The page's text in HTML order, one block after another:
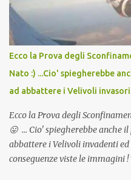
Ecco la Prova degli
Nato :) ...Cio' spiegherebbe
ad abbattere i Velivoli invasori
Ecco la Prova degli
😛 ... Cio' spiegherebbe anche
abbattere i Velivoli invadenti
conseguenze viste le immagini